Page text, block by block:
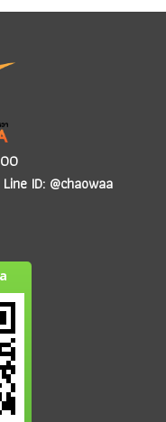
ID: @chaowaa